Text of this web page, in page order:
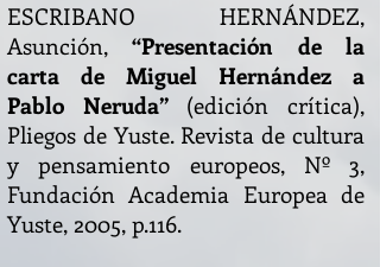
ESCRIBANO HERNÁNDEZ,
Asunción,“Presentación de la
carta de Miguel Hernández a
Pablo Neruda”(edición crítica),
Pliegos de Yuste. Revista de cultura
y pensamiento europeos, Nº 3,
Fundación Academia Europea de
Yuste, 2005, p.116.